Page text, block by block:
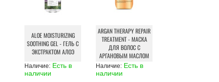
ALOE MOISTURIZING
SOOTHING GEL - ГЕЛЬ С
ЭКСТРАКТОМ АЛОЭ
Наличие: Есть в
наличии
ARGAN THERAPY REPAIR
TREATMENT - МАСКА
ДЛЯ ВОЛОС С
АРГАНОВЫМ МАСЛОМ
Наличие: Есть в
наличии